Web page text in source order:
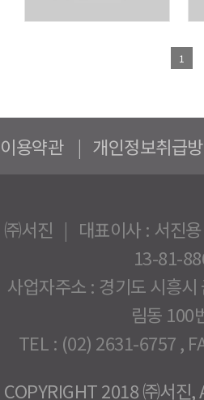
1
이용약관| 개인정보취급
㈜서진 | 대표이사 : 서진
13-81-
사업자주소 : 경기도 시흥
림동 100
TEL : (02) 2631-6757 ,
COPYRIGHT 2018 ㈜서진,